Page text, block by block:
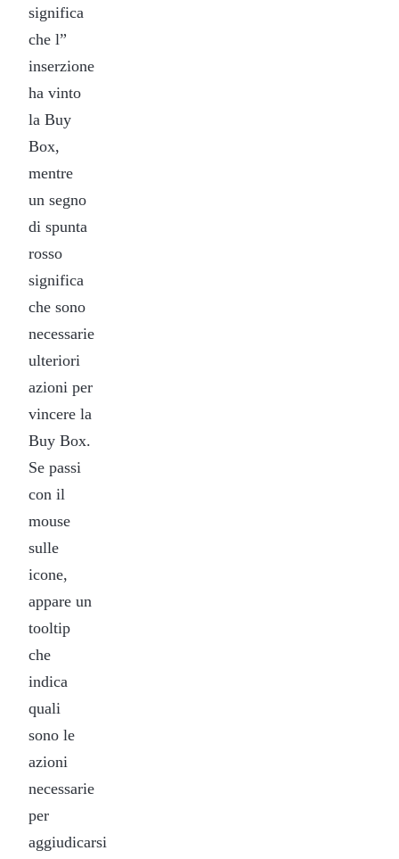
significa
che l”
inserzione
ha vinto
la Buy
Box,
mentre
un segno
di spunta
rosso
significa
che sono
necessarie
ulteriori
azioni per
vincere la
Buy Box.
Se passi
con il
mouse
sulle
icone,
appare un
tooltip
che
indica
quali
sono le
azioni
necessarie
per
aggiudicarsi